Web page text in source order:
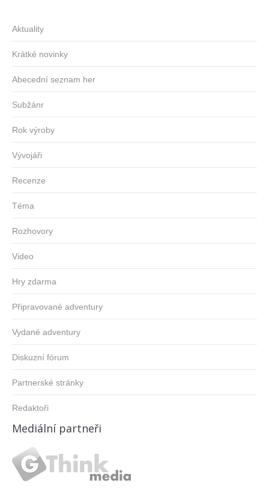
Aktuality
Krátké novinky
Abecední seznam her
Subžánr
Rok výroby
Vývojáři
Recenze
Téma
Rozhovory
Video
Hry zdarma
Připravované adventury
Vydané adventury
Diskuzní fórum
Partnerské stránky
Redaktoři
Mediální partneři